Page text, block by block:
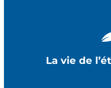
La vie de